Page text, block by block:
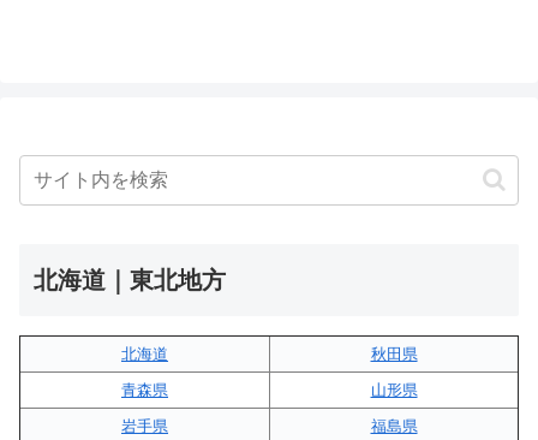
北海道｜東北地方
北海道
秋田県
青森県
山形県
岩手県
福島県